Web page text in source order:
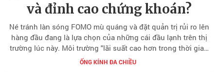
và đỉnh cao chứng khoán?
Né tránh làn sóng FOMO mù quáng và đặt quản trị rủi ro lên
hàng đầu đang là lựa chọn của những cái đầu lạnh trên thị
trường lúc này. Môi trường "lãi suất cao hơn trong thời gian
dài hơn" dưới thời tân Chủ tịch Fed đòi hỏi một tư duy đầu
ỐNG KÍNH ĐA CHIỀU